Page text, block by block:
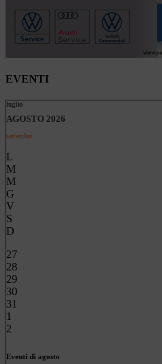
EVENTI
luglio
AGOSTO 2026
settembre
L
M
M
G
V
S
D
27
28
29
30
31
1
2
Eventi di agosto